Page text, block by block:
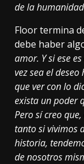
de la
Floor termina
debe haber
amor. Y si ese
vez sea el
que ver con lo
exista un poder
Pero sí creo
tanto si vivimos
historia,
de nosotros